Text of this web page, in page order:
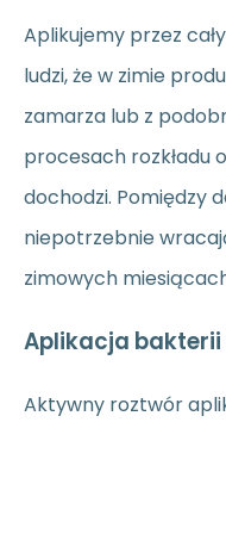
Aplikujemy przez
ludzi, że w zimie
zamarza lub z
procesach rozkładu
dochodzi. Pomiędzy
niepotrzebnie
zimowych
Aplikacja bakterii
Aktywny roztwór